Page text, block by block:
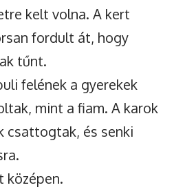
kelt volna. A kert
fordult át, hogy
tűnt.
felének a gyerekek
mint a fiam. A karok
csattogtak, és senki
középen.